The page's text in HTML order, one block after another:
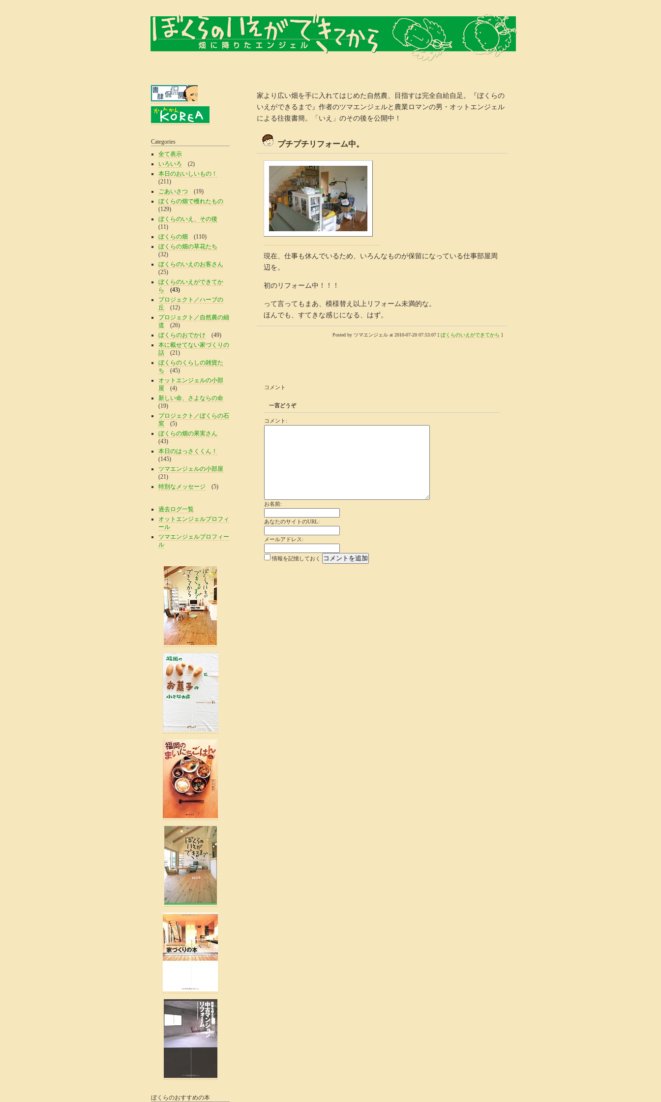
家より広い畑を手に入れてはじめた自然農、目指すは完全自給自足。『ぼくらの
いえができるまで』作者のツマエンジェルと農業ロマンの男・オットエンジェル
による往復書簡。「いえ」のその後を公開中！
プチプチリフォーム中。
現在、仕事も休んでいるため、いろんなものが保留になっている仕事部屋周
辺を。
初のリフォーム中！！！
って言ってもまあ、模様替え以上リフォーム未満的な。
ほんでも、すてきな感じになる、はず。
Posted by ツマエンジェル at 2010-07-20 07:53:07 [ ぼくらのいえができてから ]
コメント
一言どうぞ
コメント:
お名前:
あなたのサイトのURL:
メールアドレス:
情報を記憶しておく
Categories
全て表示
いろいろ (2)
本日のおいしいもの！
(211)
ごあいさつ (19)
ぼくらの畑で穫れたもの
(129)
ぼくらのいえ、その後
(11)
ぼくらの畑
(110)
ぼくらの畑の草花たち
(32)
ぼくらのいえのお客さん
(25)
ぼくらのいえができてか
ら
(43)
プロジェクト／ハーブの
丘 (12)
プロジェクト／自然農の細
道 (26)
ぼくらのおでかけ (49)
本に載せてない家づくりの
話 (21)
ぼくらのくらしの雑貨た
ち (45)
オットエンジェルの小部
屋 (4)
新しい命、さよならの命
(19)
プロジェクト／ぼくらの石
窯 (5)
ぼくらの畑の果実さん
(43)
本日のはっさくくん！
(145)
ツマエンジェルの小部屋
(21)
特別なメッセージ (5)
過去ログ一覧
オットエンジェルプロフィ
ール
ツマエンジェルプロフィー
ル
ぼくらのおすすめの本